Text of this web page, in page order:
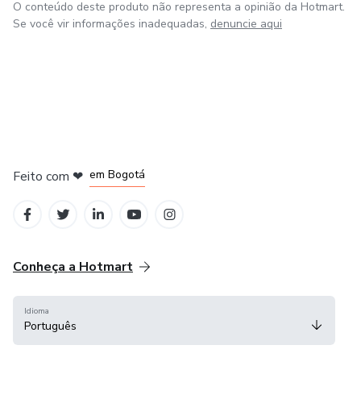
O conteúdo deste produto não representa a opinião da Hotmart.
Se você vir informações inadequadas, denuncie aqui
Feito com ❤ em Bogotá
Conheça a Hotmart
Idioma
Português